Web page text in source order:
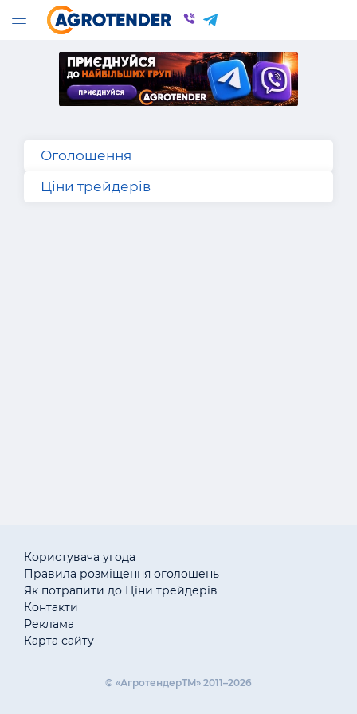
Оголошення
Ціни трейдерів
Користувача угода
Правила розміщення оголошень
Як потрапити до Ціни трейдерів
Контакти
Реклама
Карта сайту
© «АгротендерTM» 2011–2026